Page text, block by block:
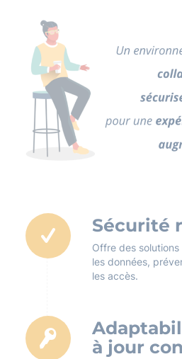
Sécurité
Offre des
les données,
les accès.
à jour